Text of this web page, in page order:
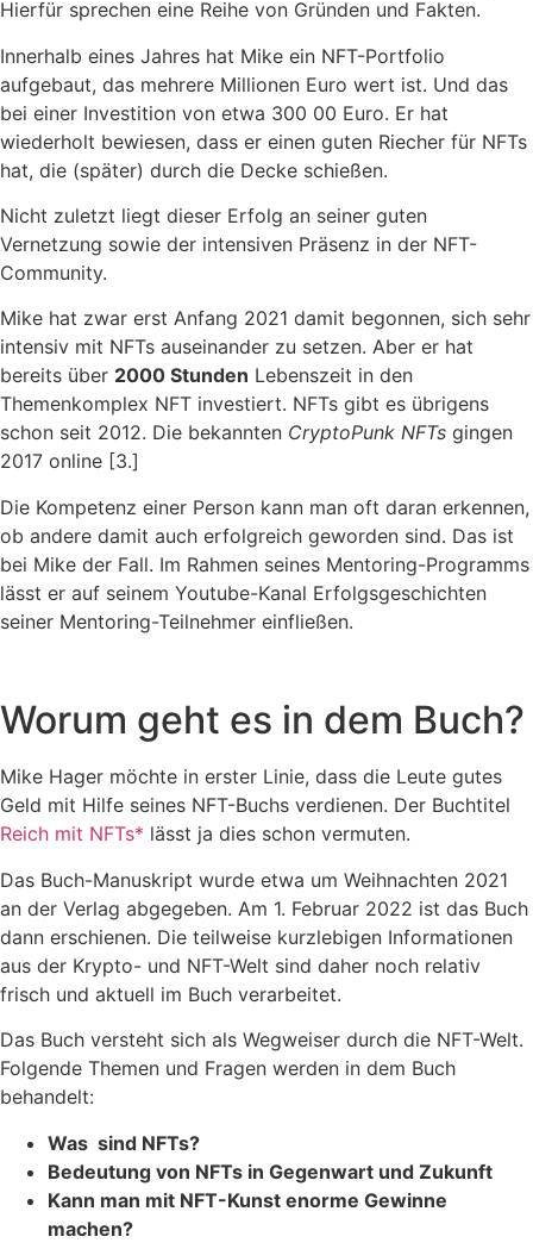
Hierfür sprechen eine Reihe von Gründen und Fakten.
Innerhalb eines Jahres hat Mike ein NFT-Portfolio
aufgebaut, das mehrere Millionen Euro wert ist. Und das
bei einer Investition von etwa 300 00 Euro. Er hat
wiederholt bewiesen, dass er einen guten Riecher für NFTs
hat, die (später) durch die Decke schießen.
Nicht zuletzt liegt dieser Erfolg an seiner guten
Vernetzung sowie der intensiven Präsenz in der NFT-
Community.
Mike hat zwar erst Anfang 2021 damit begonnen, sich sehr
intensiv mit NFTs auseinander zu setzen. Aber er hat
bereits über 2000 Stunden Lebenszeit in den
Themenkomplex NFT investiert. NFTs gibt es übrigens
schon seit 2012. Die bekannten CryptoPunk NFTs gingen
2017 online [3.]
Die Kompetenz einer Person kann man oft daran erkennen,
ob andere damit auch erfolgreich geworden sind. Das ist
bei Mike der Fall. Im Rahmen seines Mentoring-Programms
lässt er auf seinem Youtube-Kanal Erfolgsgeschichten
seiner Mentoring-Teilnehmer einfließen.
Worum geht es in dem Buch?
Mike Hager möchte in erster Linie, dass die Leute gutes
Geld mit Hilfe seines NFT-Buchs verdienen. Der Buchtitel
Reich mit NFTs* lässt ja dies schon vermuten.
Das Buch-Manuskript wurde etwa um Weihnachten 2021
an der Verlag abgegeben. Am 1. Februar 2022 ist das Buch
dann erschienen. Die teilweise kurzlebigen Informationen
aus der Krypto- und NFT-Welt sind daher noch relativ
frisch und aktuell im Buch verarbeitet.
Das Buch versteht sich als Wegweiser durch die NFT-Welt.
Folgende Themen und Fragen werden in dem Buch
behandelt:
Was sind NFTs?
Bedeutung von NFTs in Gegenwart und Zukunft
Kann man mit NFT-Kunst enorme Gewinne
machen?